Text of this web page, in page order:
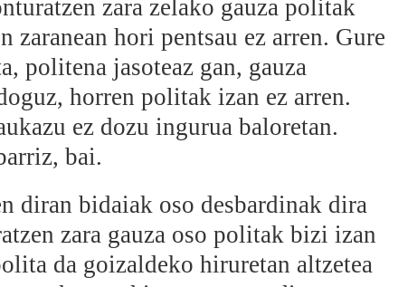
zara zelako gauza politak
zaranean hori pentsau ez arren. Gure
politena jasoteaz gan, gauza
horren politak izan ez arren.
ez dozu ingurua baloretan.
bai.
diran bidaiak oso desbardinak dira
zara gauza oso politak bizi izan
da goizaldeko hiruretan altzetea